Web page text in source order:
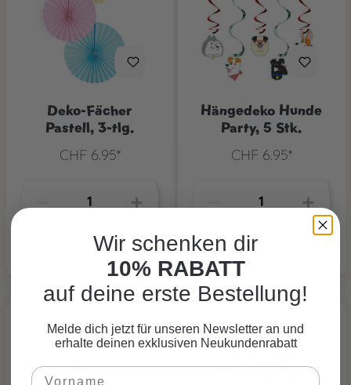
Deko-Fächer
Pastell, 3-tlg.
CHF 6.95*
Hängedeko Hunde
Party, 5 Stk.
CHF 6.95*
Wir schenken dir
10% RABATT
auf deine erste Bestellung!
Melde dich jetzt für unseren Newsletter an und
erhalte deinen exklusiven Neukundenrabatt